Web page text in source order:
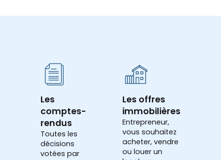
Les
comptes-
rendus
Toutes les
décisions
votées par
Les offres
immobilières
Entrepreneur,
vous souhaitez
acheter, vendre
ou louer un